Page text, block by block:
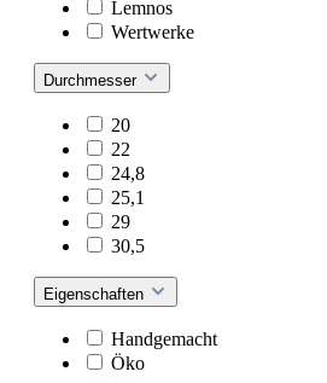
Lemnos
Wertwerke
Durchmesser
20
22
24,8
25,1
29
30,5
Eigenschaften
Handgemacht
Öko